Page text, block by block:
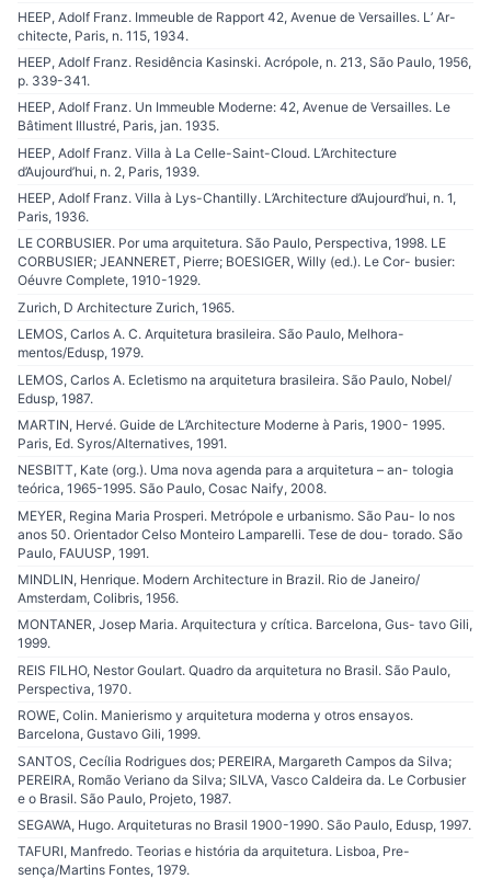
HEEP, Adolf Franz. Immeuble de Rapport 42, Avenue de Versailles. L’ Ar-
chitecte, Paris, n. 115, 1934.
HEEP, Adolf Franz. Residência Kasinski. Acrópole, n. 213, São Paulo, 1956,
p. 339-341.
HEEP, Adolf Franz. Un Immeuble Moderne: 42, Avenue de Versailles. Le
Bâtiment Illustré, Paris, jan. 1935.
HEEP, Adolf Franz. Villa à La Celle-Saint-Cloud. L’Architecture
d’Aujourd’hui, n. 2, Paris, 1939.
HEEP, Adolf Franz. Villa à Lys-Chantilly. L’Architecture d’Aujourd’hui, n. 1,
Paris, 1936.
LE CORBUSIER. Por uma arquitetura. São Paulo, Perspectiva, 1998. LE
CORBUSIER; JEANNERET, Pierre; BOESIGER, Willy (ed.). Le Cor- busier:
Oéuvre Complete, 1910-1929.
Zurich, D Architecture Zurich, 1965.
LEMOS, Carlos A. C. Arquitetura brasileira. São Paulo, Melhora-
mentos/Edusp, 1979.
LEMOS, Carlos A. Ecletismo na arquitetura brasileira. São Paulo, Nobel/
Edusp, 1987.
MARTIN, Hervé. Guide de L’Architecture Moderne à Paris, 1900- 1995.
Paris, Ed. Syros/Alternatives, 1991.
NESBITT, Kate (org.). Uma nova agenda para a arquitetura – an- tologia
teórica, 1965-1995. São Paulo, Cosac Naify, 2008.
MEYER, Regina Maria Prosperi. Metrópole e urbanismo. São Pau- lo nos
anos 50. Orientador Celso Monteiro Lamparelli. Tese de dou- torado. São
Paulo, FAUUSP, 1991.
MINDLIN, Henrique. Modern Architecture in Brazil. Rio de Janeiro/
Amsterdam, Colibris, 1956.
MONTANER, Josep Maria. Arquitectura y crítica. Barcelona, Gus- tavo Gili,
1999.
REIS FILHO, Nestor Goulart. Quadro da arquitetura no Brasil. São Paulo,
Perspectiva, 1970.
ROWE, Colin. Manierismo y arquitetura moderna y otros ensayos.
Barcelona, Gustavo Gili, 1999.
SANTOS, Cecília Rodrigues dos; PEREIRA, Margareth Campos da Silva;
PEREIRA, Romão Veriano da Silva; SILVA, Vasco Caldeira da. Le Corbusier
e o Brasil. São Paulo, Projeto, 1987.
SEGAWA, Hugo. Arquiteturas no Brasil 1900-1990. São Paulo, Edusp, 1997.
TAFURI, Manfredo. Teorias e história da arquitetura. Lisboa, Pre-
sença/Martins Fontes, 1979.